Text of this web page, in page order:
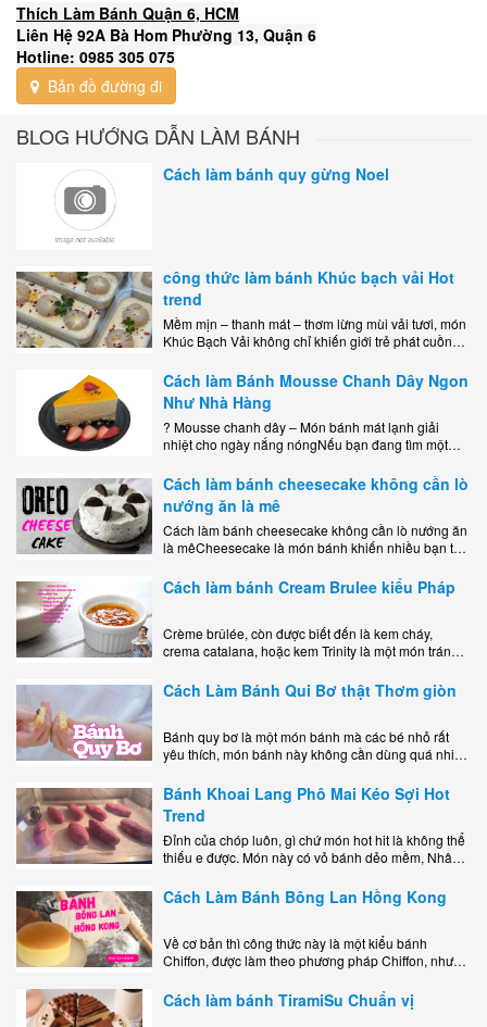
Thích Làm Bánh Quận 6, HCM
Liên Hệ 92A Bà Hom Phường 13, Quận 6
Hotline: 0985 305 075
Bản đồ đường đi
BLOG HƯỚNG DẪN LÀM BÁNH
Cách làm bánh quy gừng Noel
công thức làm bánh Khúc bạch vải Hot
trend
Mềm mịn – thanh mát – thơm lừng mùi vải tươi, món
Khúc Bạch Vải không chỉ khiến giới trẻ phát cuồng
Cách làm Bánh Mousse Chanh Dây Ngon
Như Nhà Hàng
? Mousse chanh dây – Món bánh mát lạnh giải
nhiệt cho ngày nắng nóngNếu bạn đang tìm một
dễ..
Cách làm bánh cheesecake không cần lò
nướng ăn là mê
Cách làm bánh cheesecake không cần lò nướng ăn
là mêCheesecake là món bánh khiến nhiều bạn trẻ
kem..
Cách làm bánh Cream Brulee kiểu Pháp
Crème brûlée, còn được biết đến là kem cháy,
crema catalana, hoặc kem Trinity là một món tráng
lớp..
Cách Làm Bánh Qui Bơ thật Thơm giòn
Bánh quy bơ là một món bánh mà các bé nhỏ rất
yêu thích, món bánh này không cần dùng quá nhiều
Bánh Khoai Lang Phô Mai Kéo Sợi Hot
Trend
Đỉnh của chóp luôn, gì chứ món hot hit là không thể
thiếu e được. Món này có vỏ bánh dẻo mềm, Nhân
Cách Làm Bánh Bông Lan Hồng Kong
Về cơ bản thì công thức này là một kiểu bánh
Chiffon, được làm theo phương pháp Chiffon, nhưng
ngon, làm..
Cách làm bánh TiramiSu Chuẩn vị